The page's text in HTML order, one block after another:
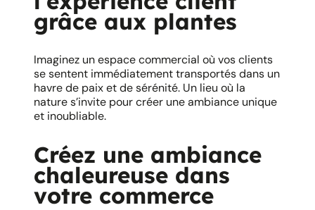
grâce aux plantes
Imaginez un espace commercial où vos clients
se sentent immédiatement transportés dans un
havre de paix et de sérénité. Un lieu où la
nature s’invite pour créer une ambiance unique
et inoubliable.
Créez une ambiance
chaleureuse dans
votre commerce